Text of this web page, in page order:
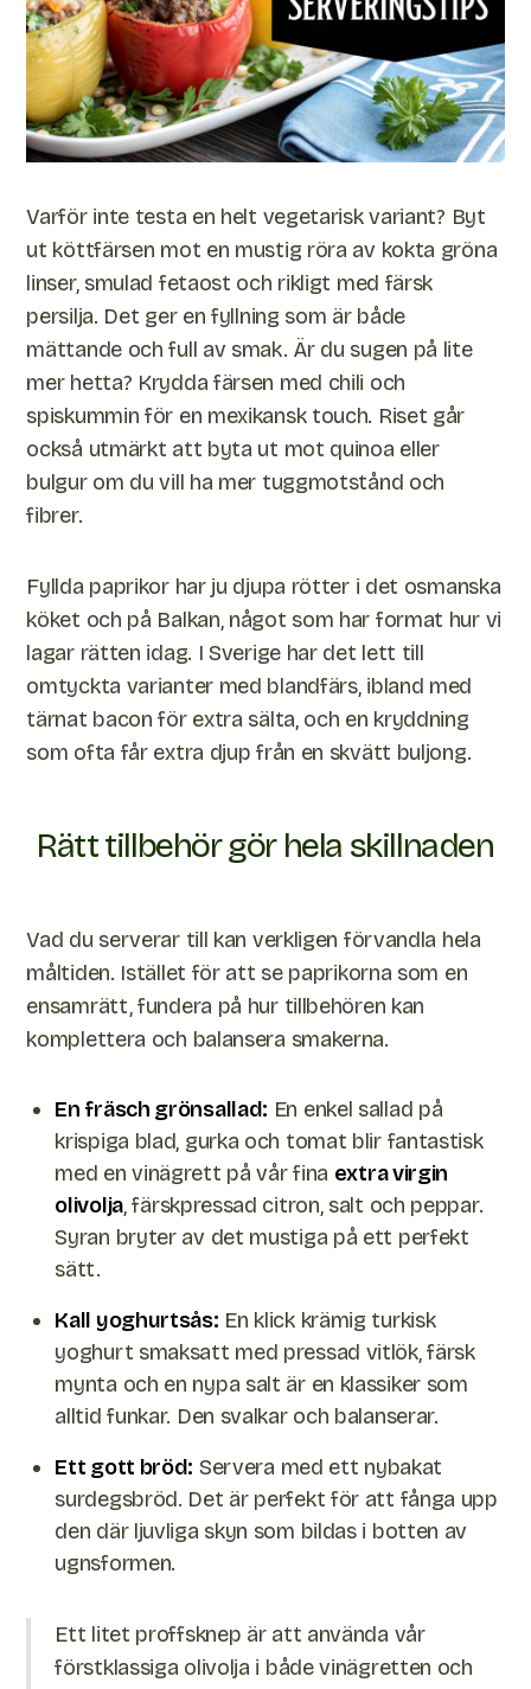
Varför inte testa en helt vegetarisk variant? Byt
ut köttfärsen mot en mustig röra av kokta gröna
linser, smulad fetaost och rikligt med färsk
persilja. Det ger en fyllning som är både
mättande och full av smak. Är du sugen på lite
mer hetta? Krydda färsen med chili och
spiskummin för en mexikansk touch. Riset går
också utmärkt att byta ut mot quinoa eller
bulgur om du vill ha mer tuggmotstånd och
fibrer.
Fyllda paprikor har ju djupa rötter i det osmanska
köket och på Balkan, något som har format hur vi
lagar rätten idag. I Sverige har det lett till
omtyckta varianter med blandfärs, ibland med
tärnat bacon för extra sälta, och en kryddning
som ofta får extra djup från en skvätt buljong.
Rätt tillbehör gör hela skillnaden
Vad du serverar till kan verkligen förvandla hela
måltiden. Istället för att se paprikorna som en
ensamrätt, fundera på hur tillbehören kan
komplettera och balansera smakerna.
En fräsch grönsallad: En enkel sallad på
krispiga blad, gurka och tomat blir fantastisk
med en vinägrett på vår fina extra virgin
olivolja, färskpressad citron, salt och peppar.
Syran bryter av det mustiga på ett perfekt
sätt.
Kall yoghurtsås: En klick krämig turkisk
yoghurt smaksatt med pressad vitlök, färsk
mynta och en nypa salt är en klassiker som
alltid funkar. Den svalkar och balanserar.
Ett gott bröd: Servera med ett nybakat
surdegsbröd. Det är perfekt för att fånga upp
den där ljuvliga skyn som bildas i botten av
ugnsformen.
Ett litet proffsknep är att använda vår
förstklassiga olivolja i både vinägretten och